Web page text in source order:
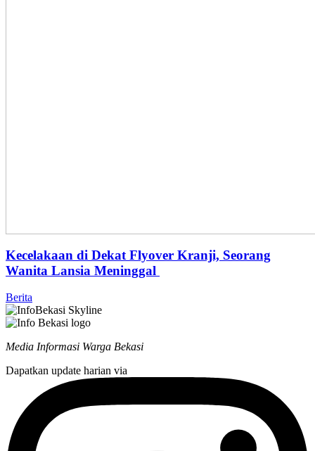
Kecelakaan di Dekat Flyover Kranji, Seorang
Wanita Lansia Meninggal
Berita
Media Informasi Warga Bekasi
Dapatkan update harian via